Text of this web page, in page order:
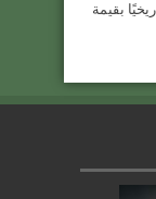
بقيمة